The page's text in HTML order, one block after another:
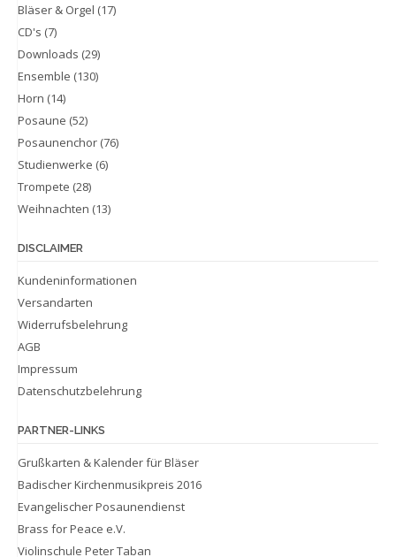
Bläser & Orgel (17)
CD's (7)
Downloads (29)
Ensemble (130)
Horn (14)
Posaune (52)
Posaunenchor (76)
Studienwerke (6)
Trompete (28)
Weihnachten (13)
DISCLAIMER
Kundeninformationen
Versandarten
Widerrufsbelehrung
AGB
Impressum
Datenschutzbelehrung
PARTNER-LINKS
Grußkarten & Kalender für Bläser
Badischer Kirchenmusikpreis 2016
Evangelischer Posaunendienst
Brass for Peace e.V.
Violinschule Peter Taban